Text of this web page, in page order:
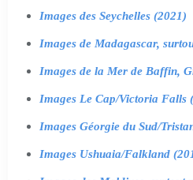
Images des Seychelles (2021)
Images de Madagascar,
Images de la Mer de Baffin,
Images Le Cap/Victoria Falls
Images Géorgie du Sud/
Images Ushuaia/Falkland